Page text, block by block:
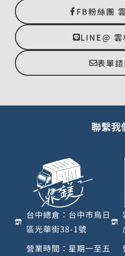
FB粉絲團
LINE@ 雲
表單
聯繫我
台中總倉：台中市烏日
區光華街38-1號
營業時間：星期一至五